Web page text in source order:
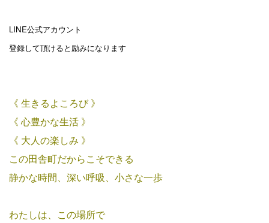
LINE公式アカウント
登録して頂けると励みになります
《 生きるよころび 》
《 心豊かな生活 》
《 大人の楽しみ 》
この田舎町だからこそできる
静かな時間、深い呼吸、小さな一歩
わたしは、この場所で